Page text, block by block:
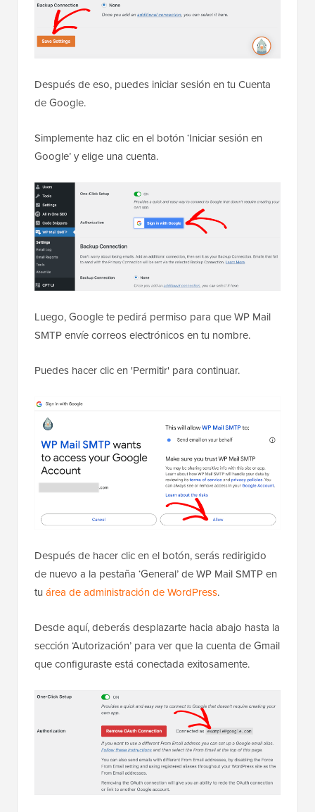
Después de eso, puedes iniciar sesión en tu Cuenta
de Google.
Simplemente haz clic en el botón ‘Iniciar sesión en
Google’ y elige una cuenta.
Luego, Google te pedirá permiso para que WP Mail
SMTP envíe correos electrónicos en tu nombre.
Puedes hacer clic en 'Permitir' para continuar.
Después de hacer clic en el botón, serás redirigido
de nuevo a la pestaña ‘General’ de WP Mail SMTP en
tu área de administración de WordPress.
Desde aquí, deberás desplazarte hacia abajo hasta la
sección ‘Autorización’ para ver que la cuenta de Gmail
que configuraste está conectada exitosamente.